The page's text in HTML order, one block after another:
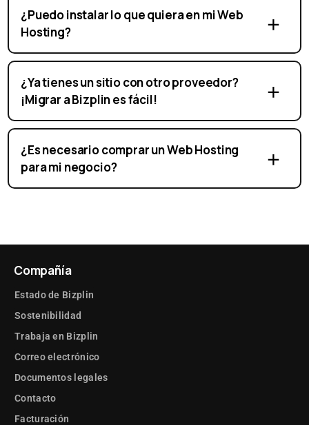
¿Puedo instalar lo que quiera en mi Web
Hosting?
¿Ya tienes un sitio con otro proveedor?
¡Migrar a Bizplin es fácil!
¿Es necesario comprar un Web Hosting
para mi negocio?
Compañía
Estado de Bizplin
Sostenibilidad
Trabaja en Bizplin
Correo electrónico
Documentos legales
Contacto
Facturación